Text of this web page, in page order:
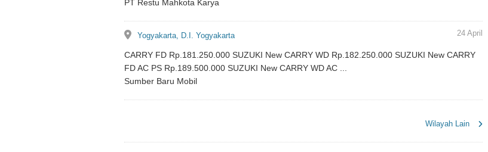
PT Restu Mahkota Karya
24 April
lokasi
Yogyakarta, D.I. Yogyakarta
CARRY FD Rp.181.250.000 SUZUKI New CARRY WD Rp.182.250.000 SUZUKI New CARRY
FD AC PS Rp.189.500.000 SUZUKI New CARRY WD AC ...
Sumber Baru Mobil
Wilayah Lain